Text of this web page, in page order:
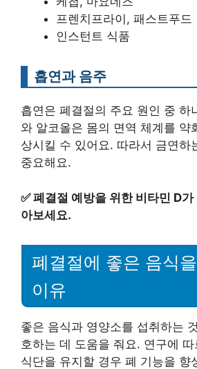
프렌치프라이, 패스트푸드
인스턴트 식품
흡연과 음주
흡연은 폐결절의 주요 원인 중 하
와 알코올은 몸의 면역 체계를 약
상시킬 수 있어요. 따라서 금연하
중요해요.
✅폐결절 예방을 위한 비타민 D
아보세요.
폐결절에 좋은 음식
이유
좋은 음식과 영양소를 섭취하는
호하는 데 도움을 줘요. 연구에
식단을 유지할 경우 폐 기능을 향